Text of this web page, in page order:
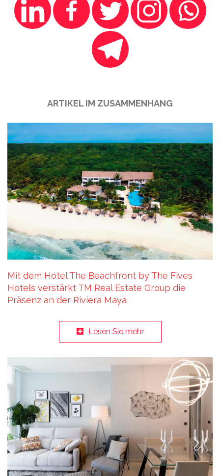
ARTIKEL IM ZUSAMMENHANG
Mit dem Hotel The Beachfront by The Fives
Hotels verstärkt TM Real Estate Group die
Präsenz an der Riviera Maya
Lesen Sie mehr